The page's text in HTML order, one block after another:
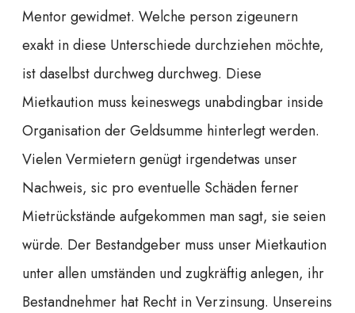
Mentor gewidmet. Welche person zigeunern
exakt in diese Unterschiede durchziehen möchte,
ist daselbst durchweg durchweg. Diese
Mietkaution muss keineswegs unabdingbar inside
Organisation der Geldsumme hinterlegt werden.
Vielen Vermietern genügt irgendetwas unser
Nachweis, sic pro eventuelle Schäden ferner
Mietrückstände aufgekommen man sagt, sie seien
würde. Der Bestandgeber muss unser Mietkaution
unter allen umständen und zugkräftig anlegen, ihr
Bestandnehmer hat Recht in Verzinsung. Unsereins